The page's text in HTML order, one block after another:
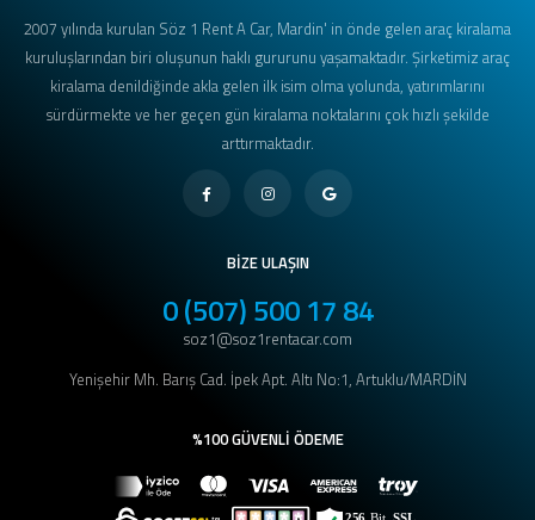
2007 yılında kurulan Söz 1 Rent A Car, Mardin' in önde gelen araç kiralama
kuruluşlarından biri oluşunun haklı gururunu yaşamaktadır. Şirketimiz araç
kiralama denildiğinde akla gelen ilk isim olma yolunda, yatırımlarını
sürdürmekte ve her geçen gün kiralama noktalarını çok hızlı şekilde
arttırmaktadır.
BİZE ULAŞIN
0 (507) 500 17 84
soz1@soz1rentacar.com
Yenişehir Mh. Barış Cad. İpek Apt. Altı No:1, Artuklu/MARDİN
%100 GÜVENLİ ÖDEME